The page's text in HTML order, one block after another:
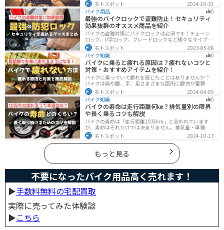
現。こだわりのヘルメットで、あなたのライダーズライ
フをより魅力的にアップグレードしましょう！
モトスポット
2024-10-31
バイク用品
0
最強のバイクロックで盗難防止！セキュリティ
効果抜群のオススメ商品を紹介
バイクの盗難対策にバイクロックは必須です！チェーン
ロック、U字ロック、ブレードロックなど様々なタイプが
あるので自分の用途に合った使いやすいものを選びまし
ょう。この記事ではバイクロックの種類と特徴、それぞ
れ最強の商品を紹介します。
モトスポット
2023-05-08
バイク知識
0
バイクに乗ると疲れる原因は？疲れないコツと
対策・おすすめアイテムを紹介！
バイクに乗っていて疲れを感じたことはありませんか？
バイクは肩や腰、手、足さまざまな箇所に疲労が蓄積し
やすい乗り物です。できるなら楽に乗りたいですよね。
原因を知り対策を重ねておけば今よりもっと快適に走行
することができます。
モトスポット
2024-04-05
バイク知識
0
バイクの寿命は走行距離何㎞？排気量別の限界
や長く乗るコツも解説
バイクの寿命は「走行距離10万km」と言われています
が、寿命はそれだけでは決まりません。排気量・車種・
日々のメンテナンス・保管状態などでも大きく変わりま
す。この記事ではバイクの寿命について解説します。ま
た、寿命を延ばす方法も解説するので、今のバイクに長
く乗りたい人は参考にしてください。
モトスポット 2024-10-17
もっと見る
不要になったバイク用品高く売れます！
▶︎手数料無料の宅配買取
実際に売ってみた体験談
▶︎こちら